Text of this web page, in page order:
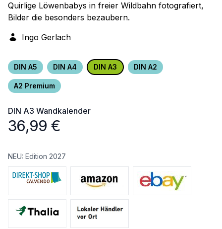
Quirlige Löwenbabys in freier Wildbahn fotografiert,
Bilder die besonders bezaubern.
Ingo Gerlach
DIN A5 DIN A4 DIN A3 DIN A2
A2 Premium
DIN A3 Wandkalender
36,99 €
NEU: Edition 2027